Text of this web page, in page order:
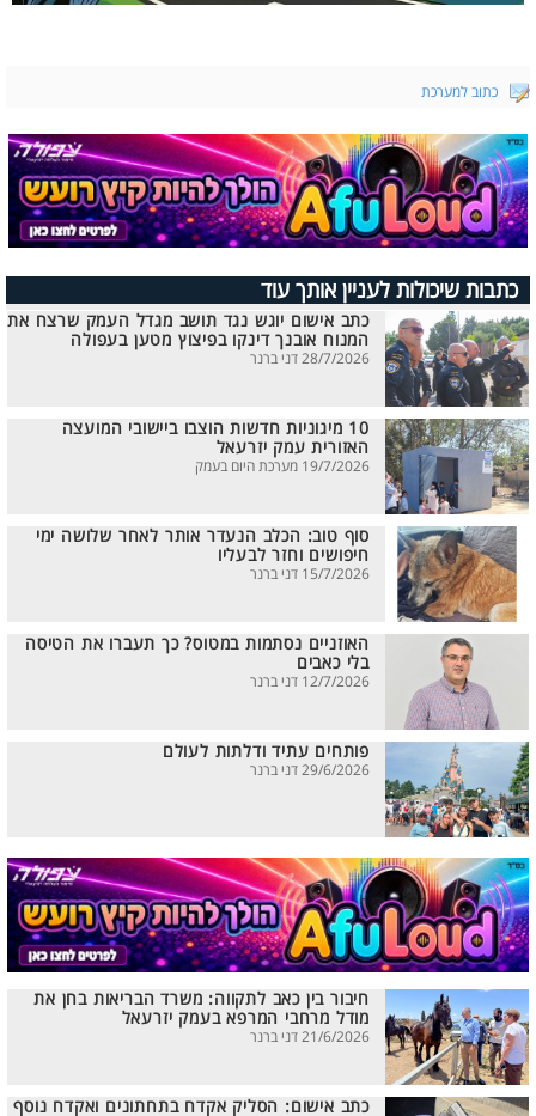
כתוב למערכת
כתבות שיכולות לעניין אותך עוד
כתב אישום יוגש נגד תושב מגדל העמק שרצח את
המנוח אובנך דינקו בפיצוץ מטען בעפולה
28/7/2026 דני ברנר
10 מיגוניות חדשות הוצבו ביישובי המועצה
האזורית עמק יזרעאל
19/7/2026 מערכת היום בעמק
סוף טוב: הכלב הנעדר אותר לאחר שלושה ימי
חיפושים וחזר לבעליו
15/7/2026 דני ברנר
האוזניים נסתמות במטוס? כך תעברו את הטיסה
בלי כאבים
12/7/2026 דני ברנר
פותחים עתיד ודלתות לעולם
29/6/2026 דני ברנר
חיבור בין כאב לתקווה: משרד הבריאות בחן את
מודל מרחבי המרפא בעמק יזרעאל
21/6/2026 דני ברנר
כתב אישום: הסליק אקדח בתחתונים ואקדח נוסף